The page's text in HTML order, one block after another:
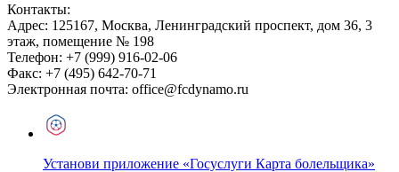
Контакты:
Адрес: 125167, Москва, Ленинградский проспект, дом 36, 3
этаж, помещение № 198
Телефон: +7 (999) 916-02-06
Факс: +7 (495) 642-70-71
Электронная почта: office@fcdynamo.ru
Установи приложение «Госуслуги Карта болельщика»